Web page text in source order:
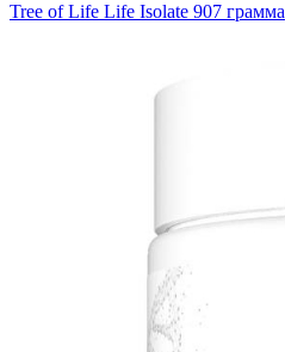
Tree of Life Life Isolate 907 грамма